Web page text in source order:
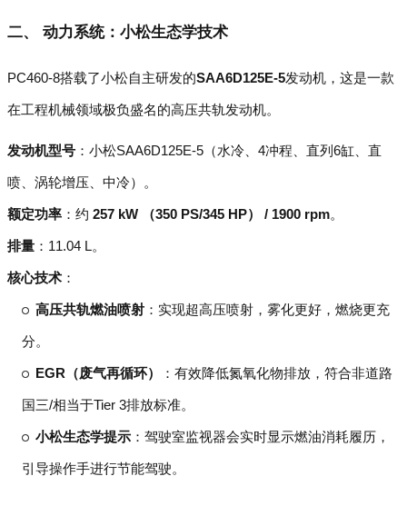
二、 动力系统：小松生态学技术
PC460-8搭载了小松自主研发的SAA6D125E-5发动机，这是一款
在工程机械领域极负盛名的高压共轨发动机。
发动机型号 ：小松SAA6D125E-5（水冷、4冲程、直列6缸、直
喷、涡轮增压、中冷）。
额定功率 ：约 257 kW （350 PS/345 HP） / 1900 rpm。
排量 ：11.04 L。
核心技术 ：
高压共轨燃油喷射 ：实现超高压喷射，雾化更好，燃烧更充
分。
EGR（废气再循环） ：有效降低氮氧化物排放，符合非道路
国三/相当于Tier 3排放标准。
小松生态学提示 ：驾驶室监视器会实时显示燃油消耗履历，
引导操作手进行节能驾驶。